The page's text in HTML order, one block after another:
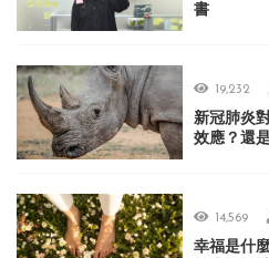
書
19,232
新冠肺炎
效應？還
14,569
幸福是什